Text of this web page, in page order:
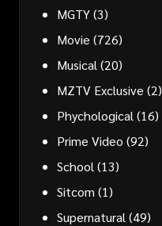
MGTY(3)
Movie (726)
Musical (20)
MZTV Exclusive (2)
Phychological (16)
Prime Video (92)
School (13)
Sitcom (1)
Supernatural (49)